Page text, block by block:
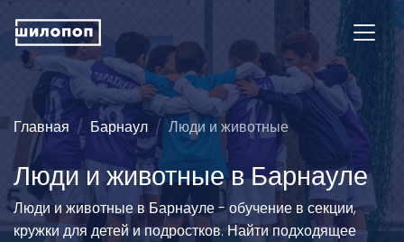
Главная Барнаул Люди и животные
Люди и животные в Барнауле
Люди и животные в Барнауле - обучение в секции,
кружки для детей и подростков. Найти подходящее